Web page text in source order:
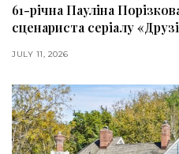
61-річна Пауліна
сценариста серіалу
JULY 11, 2026